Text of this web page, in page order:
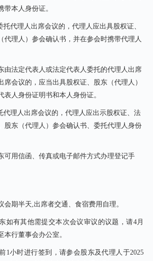
带本人身份证。
理人出席会议的，代理人应出具股权证、
代理人）参会确认书，并在参会时携带代理人
法定代表人或法定代表人委托的代理人出席
席会议的，应当出具股权证、股东（代理人）
表人身份证明书和本人身份证。
人出席会议的，代理人应出示股权证、法
股东（代理人）参会确认书、委托代理人身份
用信函、传真或电子邮件方式办理登记手
期半天,出席者交通、食宿费用自理。
有其他需提交本次会议审议的议题，请4月
本行董事会办公室。
时进行签到，请参会股东及代理人于2025